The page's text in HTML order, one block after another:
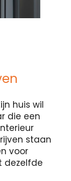
huis wil
die een
staan
voor
dezelfde